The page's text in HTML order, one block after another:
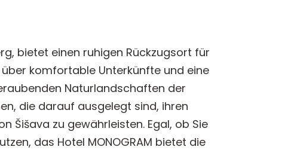
bietet einen ruhigen Rückzugsort für
komfortable Unterkünfte und eine
Naturlandschaften der
die darauf ausgelegt sind, ihren
Šišava zu gewährleisten. Egal, ob Sie
das Hotel MONOGRAM bietet die